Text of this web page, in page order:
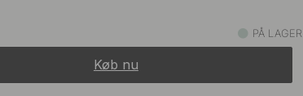
PÅ LAGER
Køb nu